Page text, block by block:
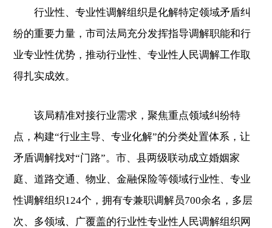
行业性、专业性调解组织是化解特定领域矛盾纠
纷的重要力量，市司法局充分发挥指导调解职能和行
业专业性优势，推动行业性、专业性人民调解工作取
得扎实成效。
该局精准对接行业需求，聚焦重点领域纠纷特
点，构建“行业主导、专业化解”的分类处置体系，让
矛盾调解找对“门路”。市、县两级联动成立婚姻家
庭、道路交通、物业、金融保险等领域行业性、专业
性调解组织124个，拥有专兼职调解员700余名，多层
次、多领域、广覆盖的行业性专业性人民调解组织网